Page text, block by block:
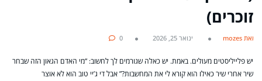
זוכרים)
מאת mozes ינואר 25, 2026 0
יש פלייליסטים מעולים. באמת. יש כאלה שגורמים לך לחשוב: “מי האדם הגאון הזה שבחר
שיר אחרי שיר כאילו הוא קורא לי את המחשבות?” אבל די ג’יי טוב הוא לא אוצר